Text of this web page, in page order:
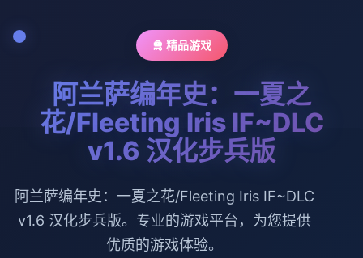
🛅 精品游戏
阿兰萨编年史：一夏之
花/Fleeting Iris IF~DLC
v1.6 汉化步兵版
阿兰萨编年史：一夏之花/Fleeting Iris IF~DLC
v1.6 汉化步兵版。专业的游戏平台，为您提供
优质的游戏体验。